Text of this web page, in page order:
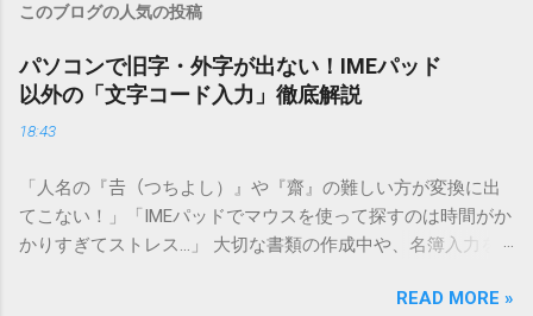
このブログの人気の投稿
パソコンで旧字・外字が出ない！IMEパッド
以外の「文字コード入力」徹底解説
18:43
「人名の『𠮷（つちよし）』や『齋』の難しい方が変換に出
てこない！」「IMEパッドでマウスを使って探すのは時間がか
かりすぎてストレス…」 大切な書類の作成中や、名簿入力を
てしまいますよね。多くの人が「IMEパッド（手書き入力）」
READ MORE »